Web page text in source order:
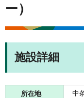
ー）
施設詳細
所在地 中